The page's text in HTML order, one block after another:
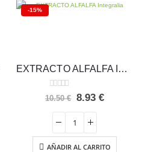
-15%
EXTRACTO ALFALFA Integralia
0out of 5
10.50€ El
original
era:
10.50 €.
8.93 €El
8.93 €.
AÑADIR AL CARRITO